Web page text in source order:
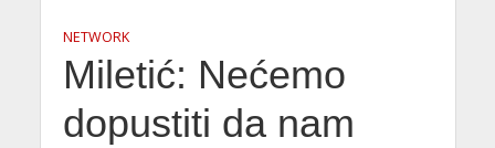
NETWORK
Miletić: Nećemo
dopustiti da nam